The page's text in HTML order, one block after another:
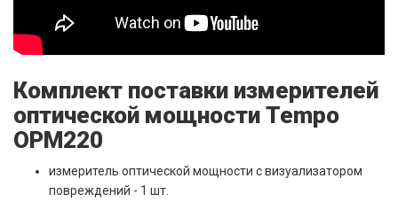
Комплект поставки измерителей
оптической мощности Tempo
OPM220
измеритель оптической мощности с визуализатором
повреждений - 1 шт.